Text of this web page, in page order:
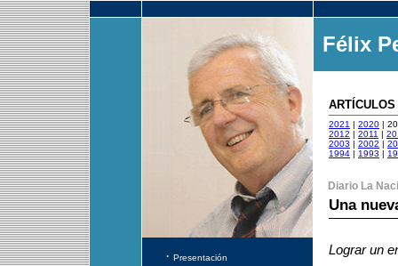
· Presentación
Félix
2021 | 2020 |
2012 | 2011 |
2003 | 2002 |
1994 | 1993 |
Diario La
Una
Lograr un